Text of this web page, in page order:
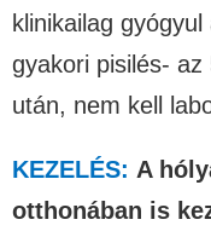
klinikailag
gyakori pisilés-
után, nem kell
KEZELÉS: A
otthonában is